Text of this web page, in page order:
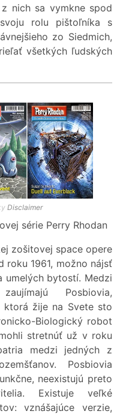
nich sa vymkne spod
rolu pištoľníka s
zo Siedmich,
všetkých ľudských
Disclaimer
série Perry Rhodan
zošitovej space opere
roku 1961, možno nájsť
umelých bytostí. Medzi
Posbiovia,
ktorá žije na Svete sto
Biologický robot
stretnúť už v roku
medzi jedných z
Posbiovia
neexistujú preto
Existuje veľké
vznášajúce verzie,